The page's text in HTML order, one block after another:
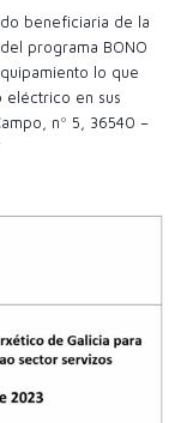
beneficiaria de la
programa BONO
lo que
eléctrico en sus
nº 5, 36540 –